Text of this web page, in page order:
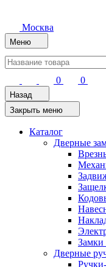
Москва
Меню
0 0
Назад
Закрыть меню
Каталог
Дверные
Замки
Дверные